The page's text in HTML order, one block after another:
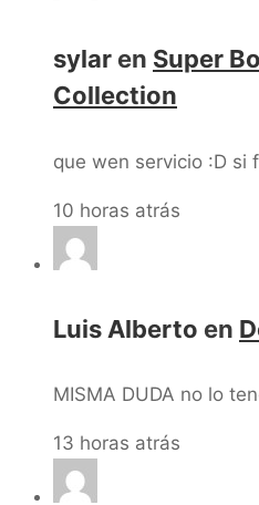
sylar en Super
Collection
que wen servicio :D si
10 horas atrás
Luis Alberto en
MISMA DUDA no lo
13 horas atrás